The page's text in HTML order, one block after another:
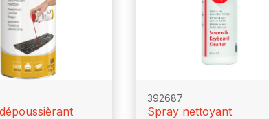
392687
Spray nettoyant